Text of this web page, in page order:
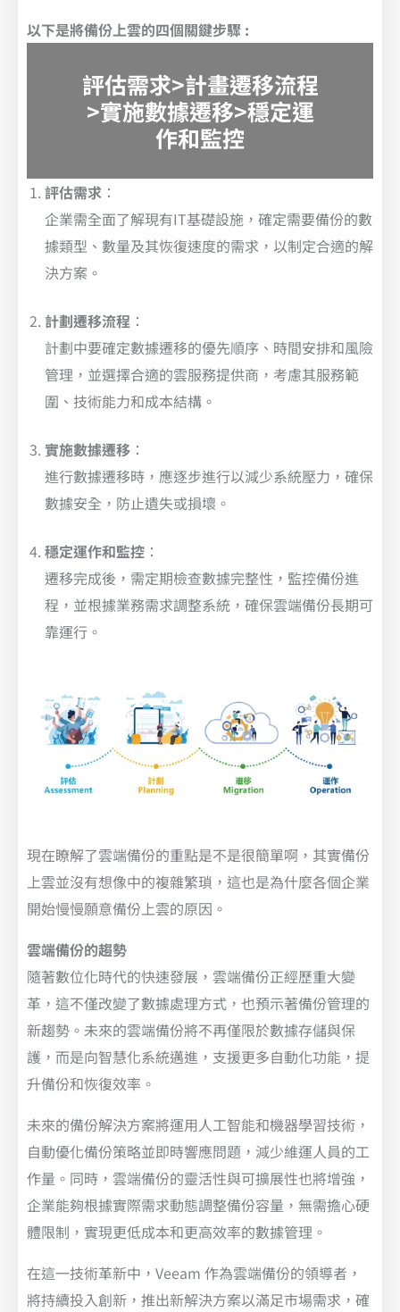
以下是將備份上雲的四個關鍵步驟 :
評估需求>計畫遷移流程
>實施數據遷移>穩定運
作和監控
評估需求 ：
企業需全面了解現有IT基礎設施，確定需要備份的數
據類型、數量及其恢復速度的需求，以制定合適的解
決方案。
計劃遷移流程 ：
計劃中要確定數據遷移的優先順序、時間安排和風險
管理，並選擇合適的雲服務提供商，考慮其服務範
圍、技術能力和成本結構。
實施數據遷移 ：
進行數據遷移時，應逐步進行以減少系統壓力，確保
數據安全，防止遺失或損壞。
穩定運作和監控 ：
遷移完成後，需定期檢查數據完整性，監控備份進
程，並根據業務需求調整系統，確保雲端備份長期可
靠運行。
現在瞭解了雲端備份的重點是不是很簡單啊，其實備份
上雲並沒有想像中的複雜繁瑣，這也是為什麼各個企業
開始慢慢願意備份上雲的原因。
雲端備份的趨勢
隨著數位化時代的快速發展，雲端備份正經歷重大變
革，這不僅改變了數據處理方式，也預示著備份管理的
新趨勢。未來的雲端備份將不再僅限於數據存儲與保
護，而是向智慧化系統邁進，支援更多自動化功能，提
升備份和恢復效率。
未來的備份解決方案將運用人工智能和機器學習技術，
自動優化備份策略並即時響應問題，減少維運人員的工
作量。同時，雲端備份的靈活性與可擴展性也將增強，
企業能夠根據實際需求動態調整備份容量，無需擔心硬
體限制，實現更低成本和更高效率的數據管理。
在這一技術革新中，Veeam 作為雲端備份的領導者，
將持續投入創新，推出新解決方案以滿足市場需求，確